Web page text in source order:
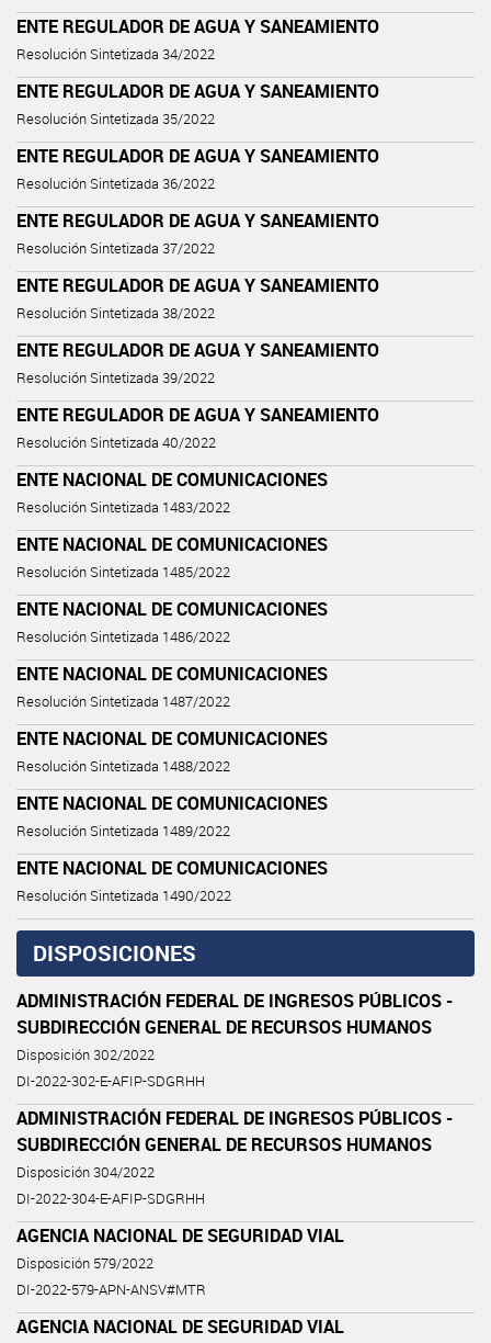
ENTE REGULADOR DE AGUA Y SANEAMIENTO
Resolución Sintetizada 34/2022
ENTE REGULADOR DE AGUA Y SANEAMIENTO
Resolución Sintetizada 35/2022
ENTE REGULADOR DE AGUA Y SANEAMIENTO
Resolución Sintetizada 36/2022
ENTE REGULADOR DE AGUA Y SANEAMIENTO
Resolución Sintetizada 37/2022
ENTE REGULADOR DE AGUA Y SANEAMIENTO
Resolución Sintetizada 38/2022
ENTE REGULADOR DE AGUA Y SANEAMIENTO
Resolución Sintetizada 39/2022
ENTE REGULADOR DE AGUA Y SANEAMIENTO
Resolución Sintetizada 40/2022
ENTE NACIONAL DE COMUNICACIONES
Resolución Sintetizada 1483/2022
ENTE NACIONAL DE COMUNICACIONES
Resolución Sintetizada 1485/2022
ENTE NACIONAL DE COMUNICACIONES
Resolución Sintetizada 1486/2022
ENTE NACIONAL DE COMUNICACIONES
Resolución Sintetizada 1487/2022
ENTE NACIONAL DE COMUNICACIONES
Resolución Sintetizada 1488/2022
ENTE NACIONAL DE COMUNICACIONES
Resolución Sintetizada 1489/2022
ENTE NACIONAL DE COMUNICACIONES
Resolución Sintetizada 1490/2022
DISPOSICIONES
ADMINISTRACIÓN FEDERAL DE INGRESOS PÚBLICOS -
SUBDIRECCIÓN GENERAL DE RECURSOS HUMANOS
Disposición 302/2022
DI-2022-302-E-AFIP-SDGRHH
ADMINISTRACIÓN FEDERAL DE INGRESOS PÚBLICOS -
SUBDIRECCIÓN GENERAL DE RECURSOS HUMANOS
Disposición 304/2022
DI-2022-304-E-AFIP-SDGRHH
AGENCIA NACIONAL DE SEGURIDAD VIAL
Disposición 579/2022
DI-2022-579-APN-ANSV#MTR
AGENCIA NACIONAL DE SEGURIDAD VIAL